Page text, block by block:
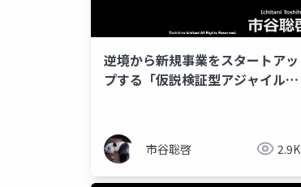
逆境から新規事業をスタートアッ
プする「仮説検証型アジャイル開
市谷聡啓 2.9K